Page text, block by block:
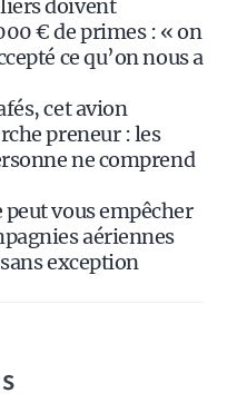
doivent
€ de primes : « on
ce qu’on nous a
cet avion
preneur : les
ne comprend
vous empêcher
aériennes
exception